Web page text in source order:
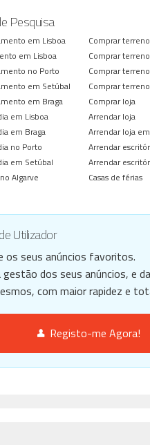
Pesquisa
em Lisboa
em Lisboa
no Porto
em Setúbal
em Braga
em Lisboa
em Braga
no Porto
em Setúbal
Algarve
Comprar
Comprar
Comprar
Comprar
Comprar loja
Arrendar loja
Arrendar loja
Arrendar
Arrendar
Casas de férias
Utilizador
os seus anúncios favoritos.
gestão dos seus anúncios, e
com maior rapidez e
Registo-me Agora!